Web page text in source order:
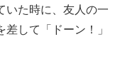
いた時に、友人の一
して「ドーン！」